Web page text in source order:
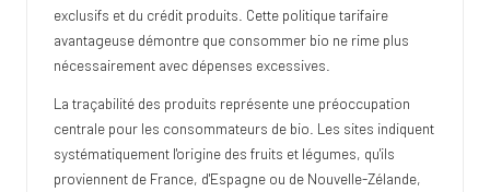
exclusifs et du crédit produits. Cette politique tarifaire
avantageuse démontre que consommer bio ne rime plus
nécessairement avec dépenses excessives.
La traçabilité des produits représente une préoccupation
centrale pour les consommateurs de bio. Les sites indiquent
systématiquement l'origine des fruits et légumes, qu'ils
proviennent de France, d'Espagne ou de Nouvelle-Zélande,